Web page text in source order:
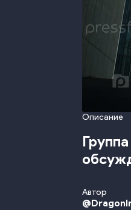
Описание
Автор
@